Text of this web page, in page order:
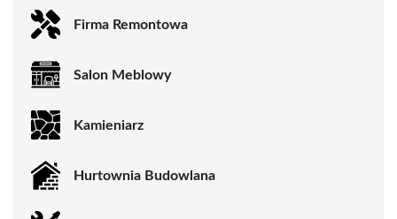
Firma Remontowa
Salon Meblowy
Kamieniarz
Hurtownia Budowlana